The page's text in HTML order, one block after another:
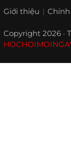
Giới thiệu
Copyright 2026 ·